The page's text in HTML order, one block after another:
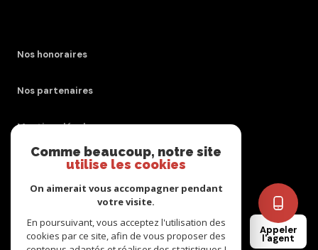
Appeler
l'agent
Nos honoraires
Nos partenaires
Mentions légales
Cookies
Comme beaucoup, notre site
utilise les cookies
On aimerait vous accompagner pendant
votre visite.
En poursuivant, vous acceptez l'utilisation des
cookies par ce site, afin de vous proposer des